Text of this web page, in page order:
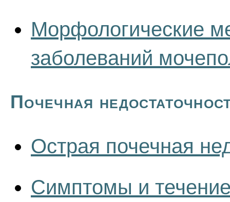
Морфологические
заболеваний
Почечная
Острая почечная
Симптомы и